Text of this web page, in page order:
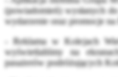
(powiadomień) wysłanych
wydarzenie oraz promocje
- Reklama w Kolejach
wyświetlaliśmy na
pasażerów podróżujących